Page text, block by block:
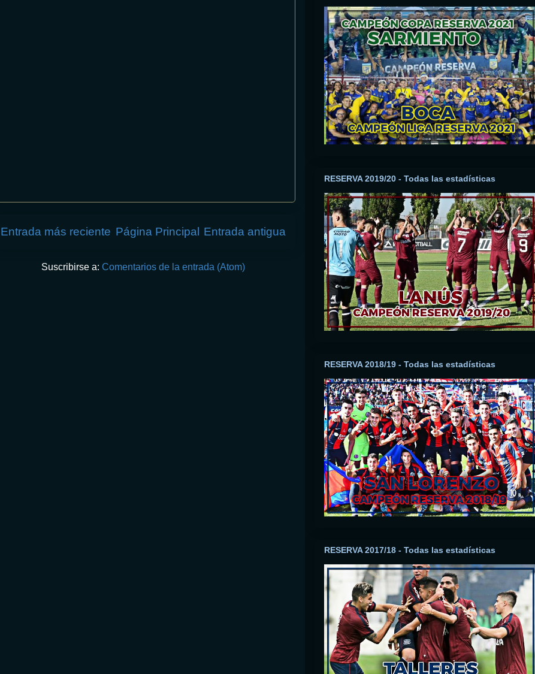
Entrada más reciente Entrada antigua
Página Principal
Suscribirse a: Comentarios de la entrada (Atom)
RESERVA 2019/20 - Todas las estadísticas
RESERVA 2018/19 - Todas las estadísticas
RESERVA 2017/18 - Todas las estadísticas